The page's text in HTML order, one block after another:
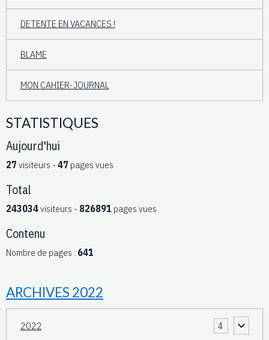
DETENTE EN VACANCES !
BLAME
MON CAHIER-JOURNAL
STATISTIQUES
Aujourd'hui
27 visiteurs - 47 pages vues
Total
243034visiteurs - 826891 pages vues
Contenu
Nombre de pages : 641
ARCHIVES 2022
2022 4